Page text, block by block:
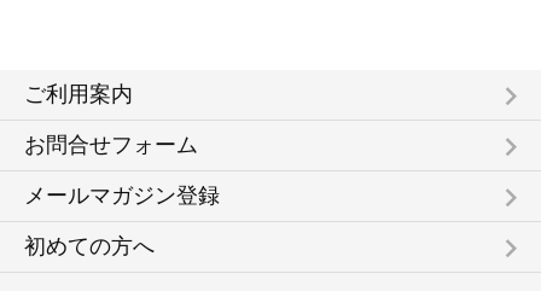
ご利用案内 keyboard_arrow_right
お問合せフォーム keyboard_arrow_right
メールマガジン登録 keyboard_arrow_right
初めての方へ keyboard_arrow_right